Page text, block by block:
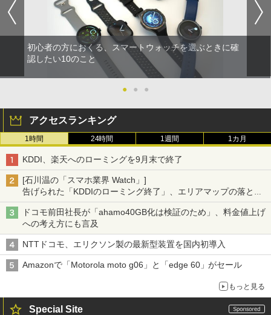
初心者の方におくる、スマートウォッチを選ぶときに確
認したい10のこと
● ● ●
アクセスランキング
1時間 24時間 1週間 1カ月
KDDI、楽天へのローミングを9月末で終了
[石川温の「スマホ業界 Watch」]
告げられた「KDDIのローミング終了」、エリアマップの落とし
穴と楽天モバイルの課題
ドコモ前田社長が「ahamo40GB化は検証のため」、料金値上げ
への考え方にも言及
NTTドコモ、エリクソン製の最新型装置を国内初導入
Amazonで「Motorola moto g06」と「edge 60」がセール
もっと見る
Special Site